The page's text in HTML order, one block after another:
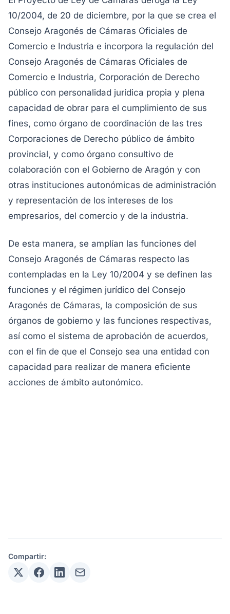
10/2004, de 20 de diciembre, por la que se crea el
Consejo Aragonés de Cámaras Oficiales de
Comercio e Industria e incorpora la regulación del
Consejo Aragonés de Cámaras Oficiales de
Comercio e Industria, Corporación de Derecho
público con personalidad jurídica propia y plena
capacidad de obrar para el cumplimiento de sus
fines, como órgano de coordinación de las tres
Corporaciones de Derecho público de ámbito
provincial, y como órgano consultivo de
colaboración con el Gobierno de Aragón y con
otras instituciones autonómicas de administración
y representación de los intereses de los
empresarios, del comercio y de la industria.
De esta manera, se amplían las funciones del
Consejo Aragonés de Cámaras respecto las
contempladas en la Ley 10/2004 y se definen las
funciones y el régimen jurídico del Consejo
Aragonés de Cámaras, la composición de sus
órganos de gobierno y las funciones respectivas,
así como el sistema de aprobación de acuerdos,
con el fin de que el Consejo sea una entidad con
capacidad para realizar de manera eficiente
acciones de ámbito autonómico.
Compartir: